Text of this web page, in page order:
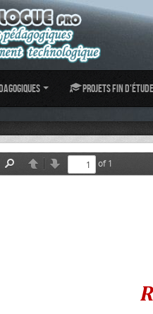
Projets fin
Find
Previous
Next
of 1